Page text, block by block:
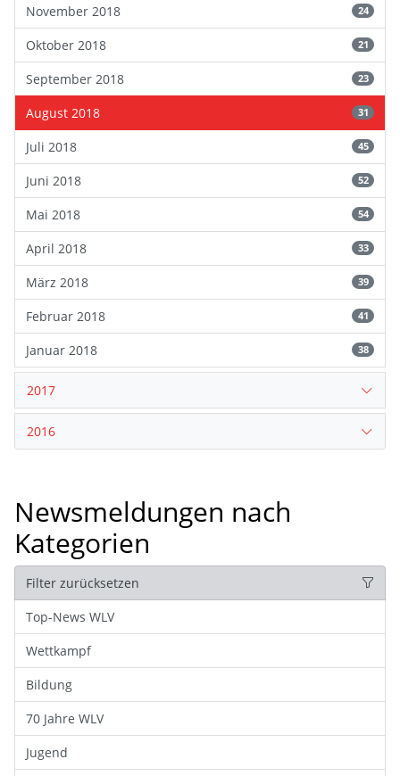
November 2018 24
Oktober 2018 21
September 2018 23
August 2018 31
Juli 2018 45
Juni 2018 52
Mai 2018 54
April 2018 33
März 2018 39
Februar 2018 41
Januar 2018 38
2017
2016
Newsmeldungen nach
Kategorien
Filter zurücksetzen
Top-News WLV
Wettkampf
Bildung
70 Jahre WLV
Jugend